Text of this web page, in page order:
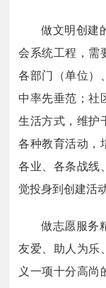
做文明创建
会系统工程，需
各部门（单位）
中率先垂范；社
生活方式，维护
各种教育活动，
各业、各条战线
觉投身到创建活
做志愿服务
友爱、助人为乐
义一项十分高尚